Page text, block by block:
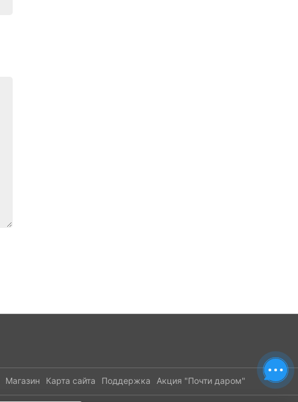
Магазин Карта сайта Поддержка Акция "Почти даром"